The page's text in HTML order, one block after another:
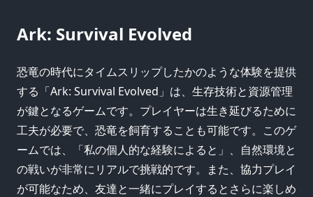
Ark: Survival Evolved
恐竜の時代にタイムスリップしたかのような体験を提供
する「Ark: Survival Evolved」は、生存技術と資源管理
が鍵となるゲームです。プレイヤーは生き延びるために
工夫が必要で、恐竜を飼育することも可能です。このゲ
ームでは、「私の個人的な経験によると」、自然環境と
の戦いが非常にリアルで挑戦的です。また、協力プレイ
が可能なため、友達と一緒にプレイするとさらに楽しめ